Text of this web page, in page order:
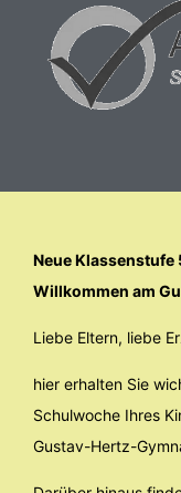
Neue
Willkommen am
Liebe Eltern, liebe
hier erhalten Sie
Schulwoche Ihres
Gustav-Hertz-